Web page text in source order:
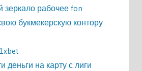
зеркало рабочее fon
букмекерскую контору
деньги на карту с лиги